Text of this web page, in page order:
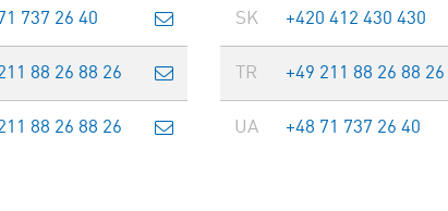
737 26 40
88 26 88 26
88 26 88 26
SK +420 412 430 430
TR +49 211 88 26 88 26
UA +48 71 737 26 40